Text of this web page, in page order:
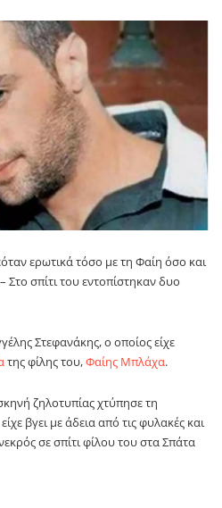
ερωτικά τόσο με τη Φαίη όσο και
σπίτι του εντοπίστηκαν δυο
Στεφανάκης, ο οποίος είχε
της φίλης του,Φαίης Μπλάχα.
ζηλοτυπίας χτύπησε τη
βγει με άδεια από τις φυλακές και
σε σπίτι φίλου του στα Σπάτα